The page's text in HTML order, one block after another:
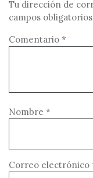
Tu dirección de
campos
Comentario *
Nombre *
Correo electrónico